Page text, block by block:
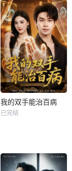
我的双手能治百病
已完结